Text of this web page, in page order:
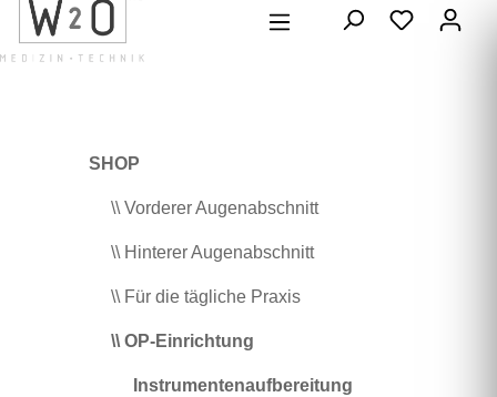
springen
SHOP
\\ Vorderer Augenabschnitt
\\ Hinterer Augenabschnitt
\\ Für die tägliche Praxis
\\ OP-Einrichtung
Instrumentenaufbereitung